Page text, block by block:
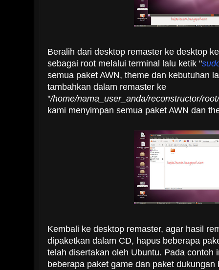
Beralih dari desktop remaster ke desktop
sebagai root melalui terminal lalu ketik "
semua paket AWN, theme dan kebutuhan
tambahkan dalam remaster ke
"/home/nama_user_anda/reconstructor/
kami menyimpan semua paket AWN dan
Kembali ke desktop remaster, agar hasil
dipaketkan dalam CD, hapus beberapa
telah disertakan oleh Ubuntu. Pada contoh
beberapa paket game dan paket